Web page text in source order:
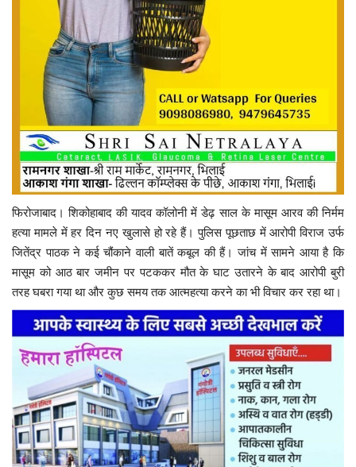
फिरोजाबाद। शिकोहाबाद की यादव कॉलोनी में डेढ़ साल के मासूम आरव की निर्मम
हत्या मामले में हर दिन नए खुलासे हो रहे हैं। पुलिस पूछताछ में आरोपी विराज उर्फ
जितेंद्र पाठक ने कई चौंकाने वाली बातें कबूल की हैं। जांच में सामने आया है कि
मासूम को आठ बार जमीन पर पटककर मौत के घाट उतारने के बाद आरोपी बुरी
तरह घबरा गया था और कुछ समय तक आत्महत्या करने का भी विचार कर रहा था।